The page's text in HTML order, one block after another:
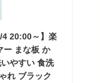
4 20:00～】楽
ー まな板 か
やすい 食洗
れ ブラック